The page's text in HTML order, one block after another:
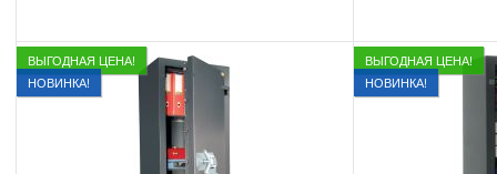
ВЫГОДНАЯ ЦЕНА!
НОВИНКА!
ВЫГОДНАЯ ЦЕНА!
НОВИНКА!